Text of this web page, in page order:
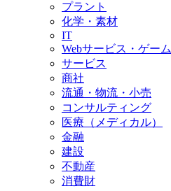
プラント
化学・素材
IT
Webサービス・ゲーム
サービス
商社
流通・物流・小売
コンサルティング
医療（メディカル）
金融
建設
不動産
消費財